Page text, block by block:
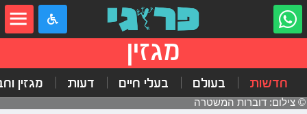
מגזין
חדשות בעולם בעלי חיים דעות מגזין
© צילום: דוברות המשטרה